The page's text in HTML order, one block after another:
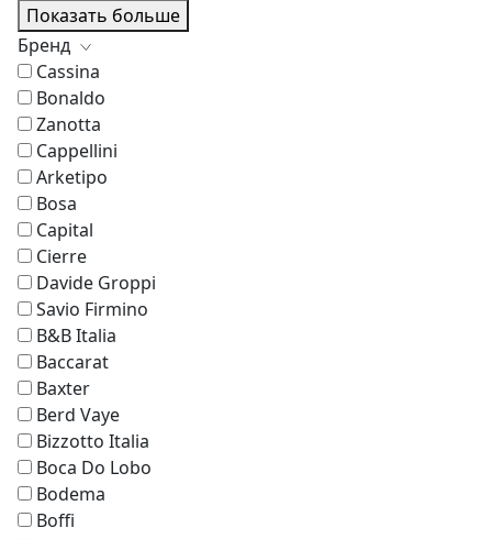
Показать больше
Бренд
Cassina
Bonaldo
Zanotta
Cappellini
Arketipo
Bosa
Capital
Cierre
Davide Groppi
Savio Firmino
B&B Italia
Baccarat
Baxter
Berd Vaye
Bizzotto Italia
Boca Do Lobo
Bodema
Boffi